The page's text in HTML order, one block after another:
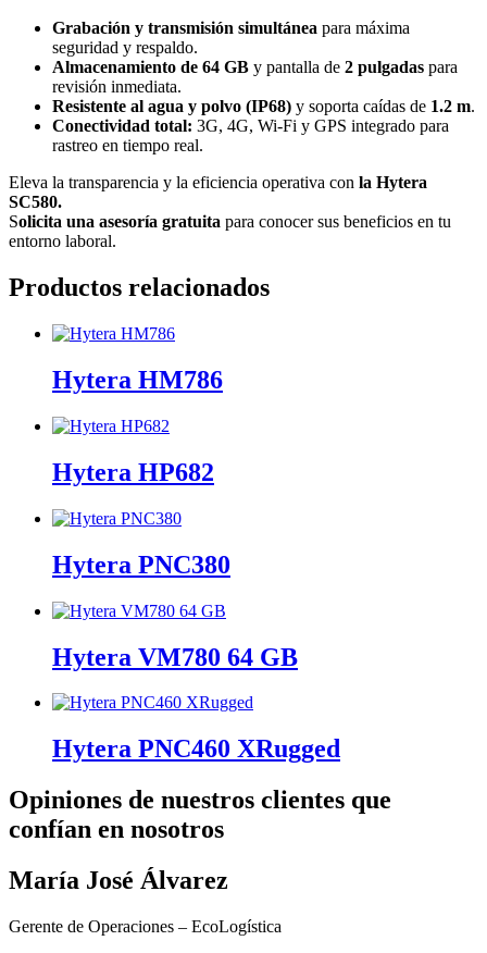
Grabación y transmisión simultánea para máxima
seguridad y respaldo.
Almacenamiento de 64 GB y pantalla de 2 pulgadas para
revisión inmediata.
Resistente al agua y polvo (IP68) y soporta caídas de 1.2 m.
Conectividad total: 3G, 4G, Wi-Fi y GPS integrado para
rastreo en tiempo real.
Eleva la transparencia y la eficiencia operativa con la Hytera
SC580.
Solicita una asesoría gratuita para conocer sus beneficios en tu
entorno laboral.
Productos relacionados
Hytera HM786
Hytera HP682
Hytera PNC380
Hytera VM780 64 GB
Hytera PNC460 XRugged
Opiniones de nuestros clientes que
confían en nosotros
María José Álvarez
Gerente de Operaciones – EcoLogística